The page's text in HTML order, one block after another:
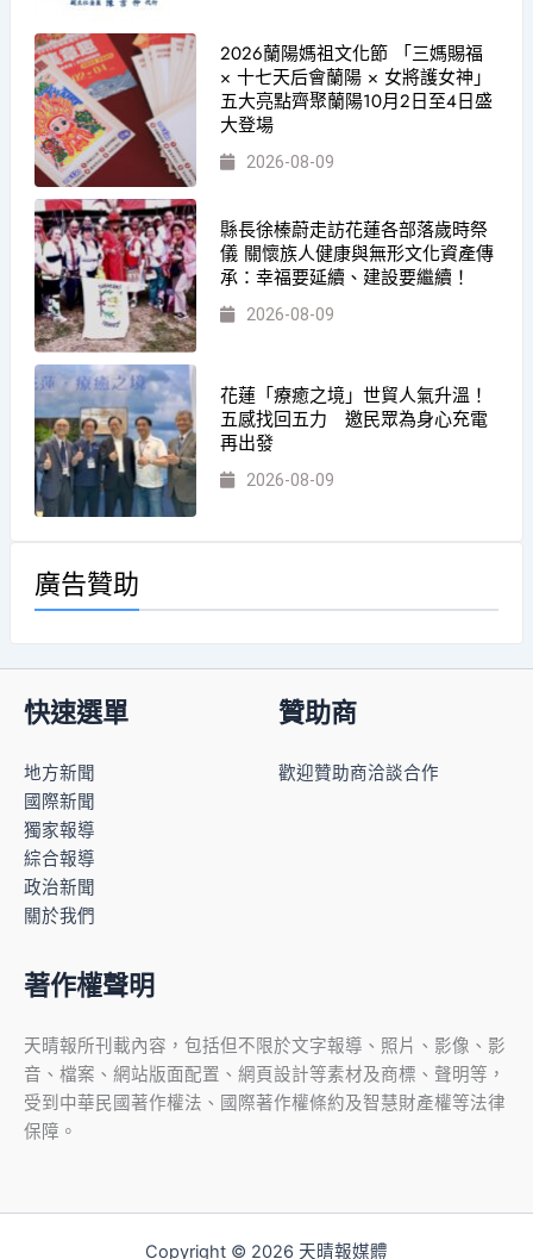
2026蘭陽媽祖文化節 「三媽賜福
× 十七天后會蘭陽 × 女將護女神」
五大亮點齊聚蘭陽10月2日至4日盛
大登場
2026-08-09
縣長徐榛蔚走訪花蓮各部落歲時祭
儀 關懷族人健康與無形文化資產傳
承：幸福要延續、建設要繼續！
2026-08-09
花蓮「療癒之境」世貿人氣升溫！
五感找回五力 邀民眾為身心充電
再出發
2026-08-09
廣告贊助
快速選單
地方新聞
國際新聞
獨家報導
綜合報導
政治新聞
關於我們
贊助商
歡迎贊助商洽談合作
著作權聲明
天晴報所刊載內容，包括但不限於文字報導、照片、影像、影
音、檔案、網站版面配置、網頁設計等素材及商標、聲明等，
受到中華民國著作權法、國際著作權條約及智慧財產權等法律
保障。
Copyright © 2026 天晴報媒體